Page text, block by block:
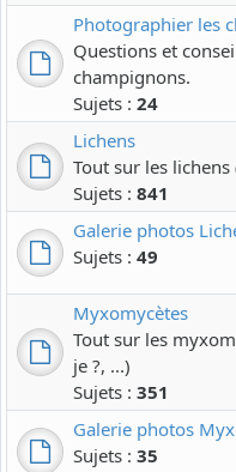
Photographier les
Questions et
champignons.
Sujets : 24
Lichens
Tout sur les
Sujets : 841
Galerie photos
Sujets : 49
Myxomycètes
Tout sur les
je ?, ...)
Sujets : 351
Galerie photos
Sujets : 35